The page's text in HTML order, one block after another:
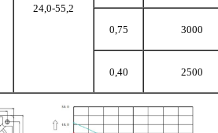
24,0-55,2
0,75 3000
0,40 2500